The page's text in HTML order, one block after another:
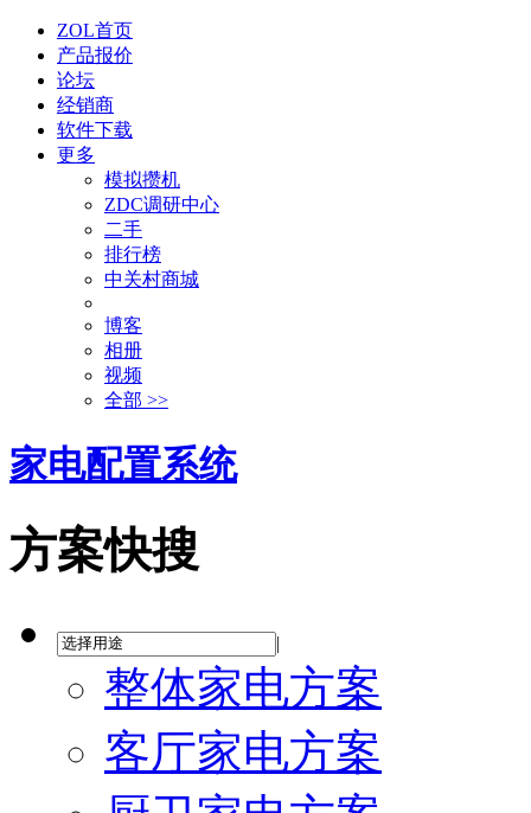
ZOL首页
产品报价
论坛
经销商
软件下载
更多
模拟攒机
ZDC调研中心
二手
排行榜
中关村商城
博客
相册
视频
全部 >>
家电配置系统
方案快搜
|
整体家电方案
客厅家电方案